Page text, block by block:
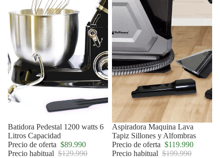
Oferta
Batidora Pedestal 1200 watts 6
Litros Capacidad
Precio de oferta $89.990
Precio habitual $129.990
Oferta
Aspiradora Maquina Lava
Tapiz Sillones y Alfombras
Precio de oferta $119.990
Precio habitual $199.990